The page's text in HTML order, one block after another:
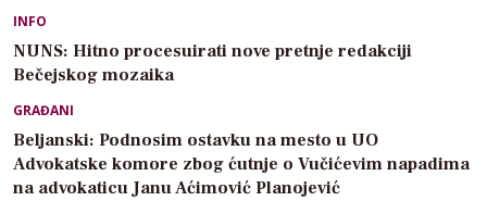
INFO
NUNS: Hitno procesuirati nove pretnje redakciji
Bečejskog mozaika
GRAĐANI
Beljanski: Podnosim ostavku na mesto u UO
Advokatske komore zbog ćutnje o Vučićevim napadima
na advokaticu Janu Aćimović Planojević